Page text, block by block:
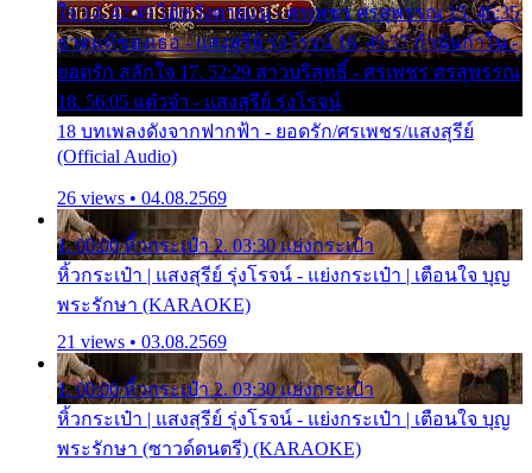
ใจ 14. 42:49 ไอ้หวังตายแน่ - ศรเพชร ศรสุพรรณ 15. 46:35
ธาตุแท้ของเธอ - แสงสุรีย์ รุ่งโรจน์ 16. 49:57 กำนันกำใน -
ยอดรัก สลักใจ 17. 52:29 สาวบริสุทธิ์ - ศรเพชร ศรสุพรรณ
18. 56:05 แต๋วจ๋า - แสงสุรีย์ รุ่งโรจน์
18 บทเพลงดังจากฟากฟ้า - ยอดรัก/ศรเพชร/แสงสุรีย์
(Official Audio)
26 views • 04.08.2569
1. 00:00 หิ้วกระเป๋า 2. 03:30 แย่งกระเป๋า
หิ้วกระเป๋า | แสงสุรีย์ รุ่งโรจน์ - แย่งกระเป๋า | เตือนใจ บุญ
พระรักษา (KARAOKE)
21 views • 03.08.2569
1. 00:00 หิ้วกระเป๋า 2. 03:30 แย่งกระเป๋า
หิ้วกระเป๋า | แสงสุรีย์ รุ่งโรจน์ - แย่งกระเป๋า | เตือนใจ บุญ
พระรักษา (ซาวด์ดนตรี) (KARAOKE)